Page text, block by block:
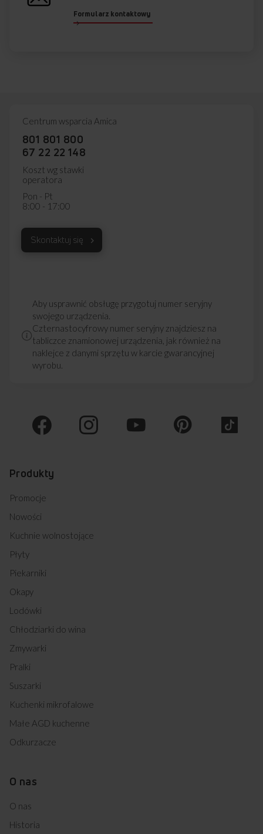
GŁĘBOKOŚĆ
Przedstawiony rysunek ma charakter poglądowy, może różnić
się od oryginału. Rysunek przedstawia wymiary netto.
Czy ta płyta gazowa posiada wtyczkę
do gniazdka 230v i jaka jest długość kabla
zasilającego?
Czy ta kuchnia zapewnia równomierne
pieczenie potraw?
Czy czyszczenie drzwi piekarnika
Jaką pojemność posiada komora
piekarnika?
Kupując w
Formularz kontaktowy
Centrum wsparcia Amica
801 801 800
67 22 22 148
Koszt wg stawki
operatora
Pon - Pt
8:00 - 17:00
Skontaktuj się
Aby usprawnić obsługę przygotuj numer seryjny
swojego urządzenia.
Czternastocyfrowy numer seryjny znajdziesz na
tabliczce znamionowej urządzenia, jak również na
naklejce z danymi sprzętu w karcie gwarancyjnej
wyrobu.
Produkty
Promocje
Nowości
Kuchnie wolnostojące
Płyty
Piekarniki
Okapy
Lodówki
Chłodziarki do wina
Zmywarki
Pralki
Suszarki
Kuchenki mikrofalowe
Małe AGD kuchenne
Odkurzacze
O nas
O nas
Historia